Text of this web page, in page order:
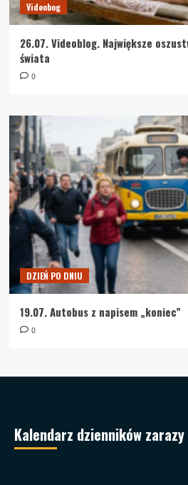
Videobog
26.07. Videoblog. Największe
świata
0
DZIEŃ PO DNIU
19.07. Autobus z napisem „koniec”
0
Kalendarz dzienników zarazy